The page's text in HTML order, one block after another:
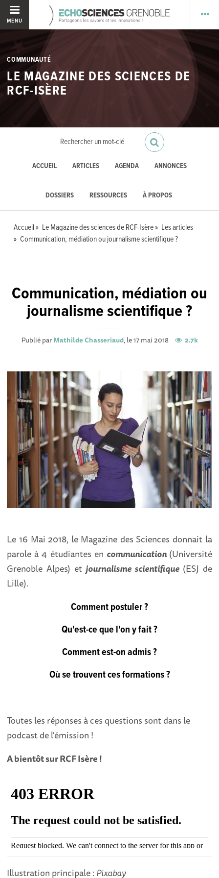
MENU
COMMUNAUTÉ
LE MAGAZINE DES SCIENCES DE
RCF-ISÈRE
ACCUEIL ARTICLES AGENDA ANNONCES
DOSSIERS RESSOURCES À PROPOS
Accueil Le Magazine des sciences de RCF-Isère
Les articles
Communication, médiation ou journalisme scientifique ?
Communication, médiation ou
journalisme scientifique ?
Publié parMathilde Chasseriaud, le 17 mai 2018 2.7k
Le 16 Mai 2018, le Magazine des Sciences donnait la
parole à 4 étudiantes en communication(Université
Grenoble Alpes) et journalisme scientifique (ESJ de
Lille).
Comment postuler ?
Qu'est-ce que l'on y fait ?
Comment est-on admis ?
Où se trouvent ces formations ?
Toutes les réponses à ces questions sont dans le
podcast de l'émission !
A bientôt sur RCF Isère !
Illustration principale :Pixabay